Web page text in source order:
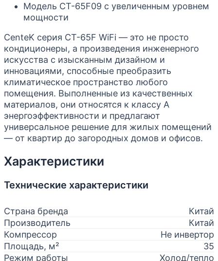
Модель CT-65F09 с увеличенным уровнем
мощности
CenteK серия CT-65F WiFi — это не просто
кондиционеры, а произведения инженерного
искусства с изысканным дизайном и
инновациями, способные преобразить
климатическое пространство любого
помещения. Выполненные из качественных
материалов, они относятся к классу А
энергоэффективности и предлагают
универсальное решение для жилых помещений
— от квартир до загородных домов и офисов.
Характеристики
Технические характеристики
Страна бренда
Китай
Производитель
Китай
Компрессор
Не инвертор
Площадь, м²
35
Режим работы
Холод/тепло